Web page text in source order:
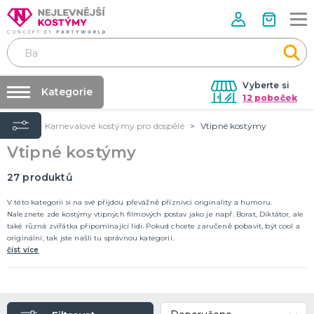
Vyberte si
12 poboček
Půjčovna kostýmů
Párty výzdoba na klíč
Nafukování balónků
Prodejny
Rozvoz
Párty Blog
Kontakt
Kategorie
VALENTÝN
Valentýnské doplňky
Valentýnské hry
PÁLENÍ ČARODEJNIC
Čarodejnické klobouky
Úvod Karnevalové kostýmy pro dospělé Vtipné kostýmy
Vtipné kostýmy
27 produktů
V této kategorii si na své přijdou převážně příznivci originality a humoru.
Naleznete zde kostýmy vtipných filmových postav jako je např. Borat, Diktátor, ale
také různá zvířátka připomínající lidi. Pokud chcete zaručeně pobavit, být cool a
originální, tak jste našli tu správnou kategorii.
číst více